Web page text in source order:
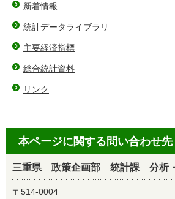
新着情報
統計データライブラリ
主要経済指標
総合統計資料
リンク
本ページに関する問い合わせ先
三重県 政策企画部 統計課 分析
〒514-0004